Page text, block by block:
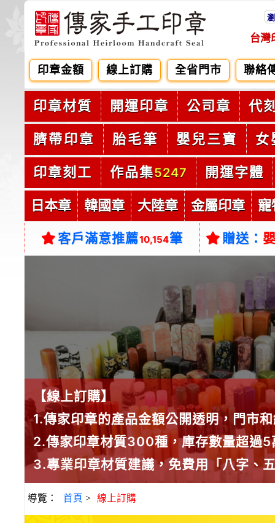
台灣
印章金額 線上訂購 全省門市 聯絡
印章材質 開運印章 公司章 代
臍帶印章 胎毛筆 嬰兒三寶 女
印章刻工 作品集5247 開運字體
日本章 韓國章 大陸章 金屬印章 寵
客戶滿意推薦10,154筆 贈送：
【線上訂購】
1.傳家印章的產品金額公開透明，門市
2.傳家印章材質300種，庫存數量超過
3.專業印章材質建議，免費用「八字、
導覽： 首頁 > 線上訂購